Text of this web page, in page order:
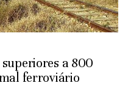
a 800
ferroviário